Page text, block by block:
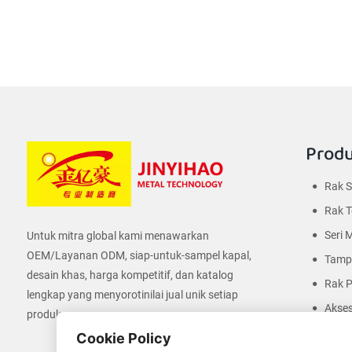
Untuk mitra global kami menawarkan
OEM/Layanan ODM, siap-untuk-sampel kapal,
desain khas, harga kompetitif, dan katalog
lengkap yang menyorotinilai jual unik setiap
produk.
Rak
Rak
Seri
Rak
Cookie Policy